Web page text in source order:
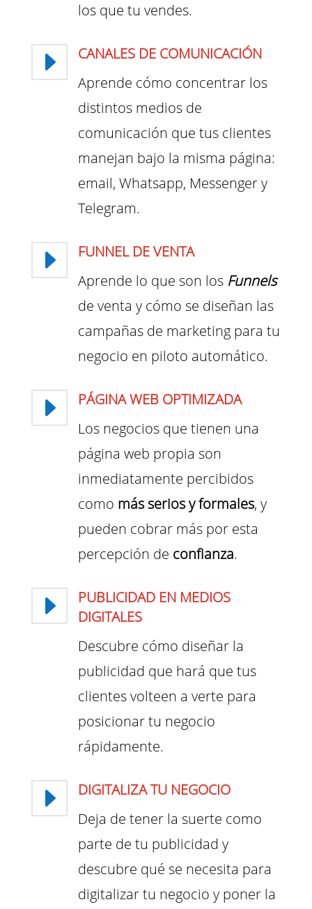
los que tu vendes.
E
CANALES DE COMUNICACIÓN
Aprende cómo concentrar los
distintos medios de
comunicación que tus clientes
manejan bajo la misma página:
email, Whatsapp, Messenger y
Telegram.
E
FUNNEL DE VENTA
Aprende lo que son los Funnels
de venta y cómo se diseñan las
campañas de marketing para tu
negocio en piloto automático.
E
PÁGINA WEB OPTIMIZADA
Los negocios que tienen una
página web propia son
inmediatamente percibidos
como más serios y formales, y
pueden cobrar más por esta
percepción de confianza.
E
PUBLICIDAD EN MEDIOS
DIGITALES
Descubre cómo diseñar la
publicidad que hará que tus
clientes volteen a verte para
posicionar tu negocio
rápidamente.
E
DIGITALIZA TU NEGOCIO
Deja de tener la suerte como
parte de tu publicidad y
descubre qué se necesita para
digitalizar tu negocio y poner la